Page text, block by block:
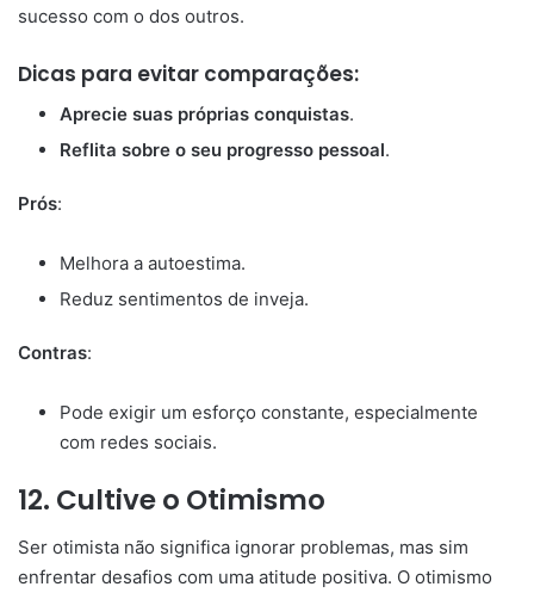
sucesso com o dos outros.
Dicas para evitar comparações:
Aprecie suas próprias conquistas.
Reflita sobre o seu progresso pessoal.
Prós:
Melhora a autoestima.
Reduz sentimentos de inveja.
Contras:
Pode exigir um esforço constante, especialmente
com redes sociais.
12. Cultive o Otimismo
Ser otimista não significa ignorar problemas, mas sim
enfrentar desafios com uma atitude positiva. O otimismo